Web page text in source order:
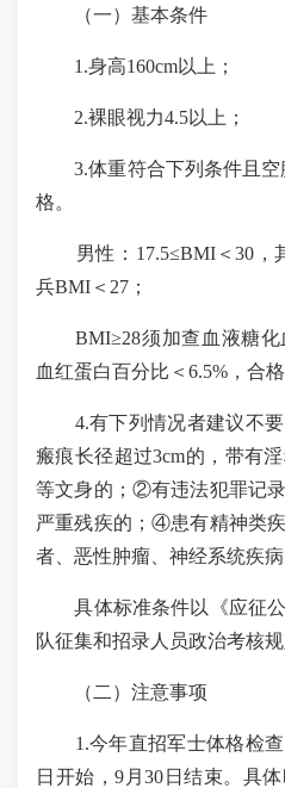
（一）基本条件
1.身高160cm以上；
2.裸眼视力4.5以上；
3.体重符合下列条件且空
格。
男性：17.5≤BMI＜30，
兵BMI＜27；
BMI≥28须加查血液糖化
血红蛋白百分比＜6.5%，合格
4.有下列情况者建议不要
瘢痕长径超过3cm的，带有
等文身的；②有违法犯罪记
严重残疾的；④患有精神类
者、恶性肿瘤、神经系统疾病
具体标准条件以《应征公
队征集和招录人员政治考核
（二）注意事项
1.今年直招军士体格检查
日开始，9月30日结束。具